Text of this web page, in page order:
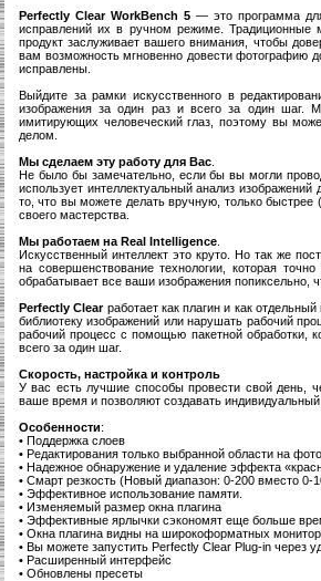
Perfectly Clear WorkBench 5 — это программа
исправлений их в ручном режиме. Традиционные
продукт заслуживает вашего внимания, чтобы
вам возможность мгновенно довести фотографию
исправлены.
Выйдите за рамки искусственного в
изображения за один раз и всего за один шаг.
имитирующих человеческий глаз, поэтому вы
делом.
Мы сделаем эту работу для Вас
Не было бы замечательно, если бы вы могли
использует интеллектуальный анализ
то, что вы можете делать вручную, только
своего мастерства.
Мы работаем на Real Intelligence
Искусственный интеллект это круто. Но так же
на совершенствование технологии, которая
обрабатывает все ваши изображения попиксельно,
Perfectly Clearработает как плагин и как
библиотеку изображений или нарушать рабочий
рабочий процесс с помощью пакетной обработки,
всего за один шаг.
Скорость, настройка и контроль
У вас есть лучшие способы провести свой день,
ваше время и позволяют создавать
Особенности:
• Поддержка слоев
• Редактирования только выбранной области на
• Надежное обнаружение и удаление эффекта
• Смарт резкость (Новый диапазон: 0-200 вместо 0-
• Эффективное использование памяти.
• Изменяемый размер окна плагина
• Эффективные ярлычки сэкономят еще больше
• Окна плагина видны на широкоформатных
• Вы можете запустить Perfectly Clear Plug-in через
• Расширенный интерфейс
• Обновлены пресеты